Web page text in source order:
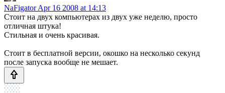
NaFigatorApr 16 2008 at 14:13
Стоит на двух компьютерах из двух уже неделю, просто
отличная штука!
Стильная и очень красивая.
Стоит в бесплатной версии, окошко на несколько секунд
после запуска вообще не мешает.